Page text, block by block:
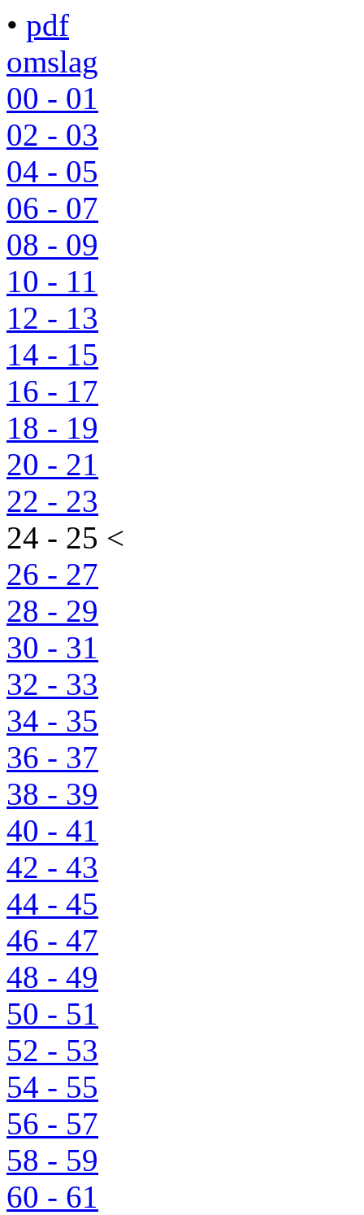
• pdf
omslag
00 - 01
02 - 03
04 - 05
06 - 07
08 - 09
10 - 11
12 - 13
14 - 15
16 - 17
18 - 19
20 - 21
22 - 23
24 - 25 <
26 - 27
28 - 29
30 - 31
32 - 33
34 - 35
36 - 37
38 - 39
40 - 41
42 - 43
44 - 45
46 - 47
48 - 49
50 - 51
52 - 53
54 - 55
56 - 57
58 - 59
60 - 61